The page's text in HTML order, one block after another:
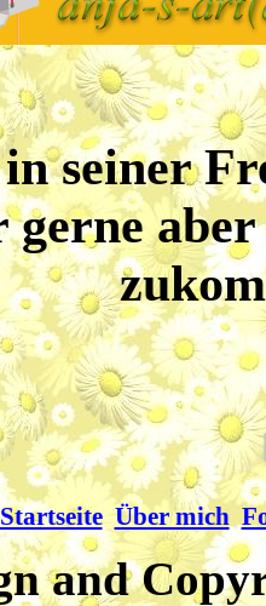
seiner
Startseite Über mich
and